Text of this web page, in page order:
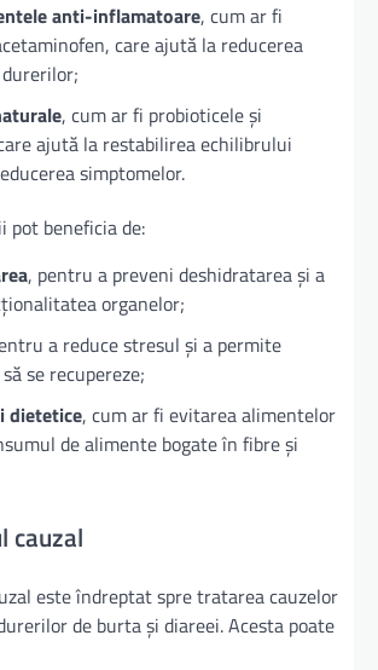
anti-inflamatoare, cum ar fi
care ajută la reducerea
, cum ar fi probioticele și
ajută la restabilirea echilibrului
simptomelor.
pot beneficia de:
, pentru a preveni deshidratarea și a
organelor;
a reduce stresul și a permite
se recupereze;
dietetice, cum ar fi evitarea alimentelor
de alimente bogate în fibre și
cauzal
este îndreptat spre tratarea cauzelor
de burta și diareei. Acesta poate